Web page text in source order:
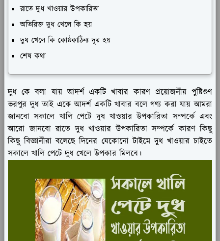
রাতে দুধ খাওয়ার উপকারিতা
অতিরিক্ত দুধ খেলে কি হয়
দুধ খেলে কি কোষ্ঠকাঠিন্য দূর হয়
শেষ কথা
দুধ কে বলা যায় আদর্শ একটি খাবার কারণ প্রয়োজনীয় পুষ্টিগুণ
ভরপুর দুধ তাই একে আদর্শ একটি খাবার বলে গণ্য করা যায় আমরা
জানবো সকালে খালি পেটে দুধ খাওয়ার উপকারিতা সম্পর্কে এবং
আরো জানবো রাতে দুধ খাওয়ার উপকারিতা সম্পর্কে কারণ কিছু
কিছু বিজ্ঞানীরা বলেছে দিনের যেকোনো টাইমে দুধ খাওয়ার চাইতে
সকালে খালি পেটে দুধ খেলে উপকার মিলবে।